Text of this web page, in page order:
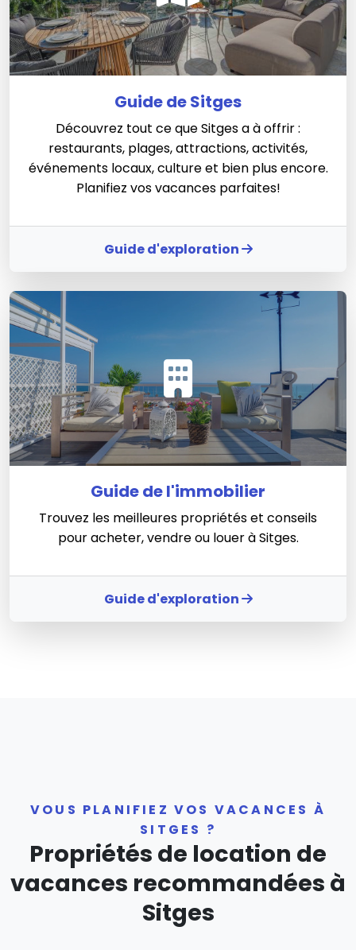
Guide de Sitges
Découvrez tout ce que Sitges a à offrir :
restaurants, plages, attractions, activités,
événements locaux, culture et bien plus encore.
Planifiez vos vacances parfaites!
Guide d'exploration
Guide de l'immobilier
Trouvez les meilleures propriétés et conseils
pour acheter, vendre ou louer à Sitges.
Guide d'exploration
VOUS PLANIFIEZ VOS VACANCES À
SITGES ?
Propriétés de location de
vacances recommandées à
Sitges